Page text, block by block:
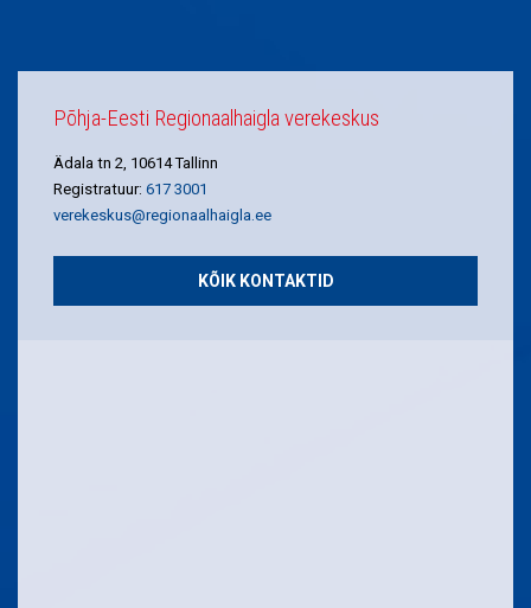
Põhja-Eesti Regionaalhaigla verekeskus
Ädala tn 2, 10614 Tallinn
Registratuur: 617 3001
verekeskus@regionaalhaigla.ee
KÕIK KONTAKTID